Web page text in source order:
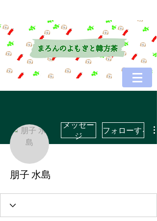
メッセー
ジ
フォローする
朋子 水島